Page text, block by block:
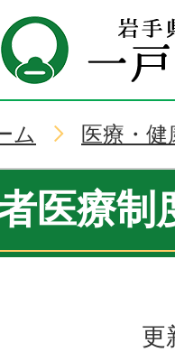
ム 医療・健
医療制
更